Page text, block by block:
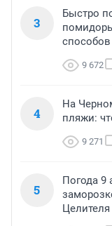
3
Быстро
способов
9 672
4
На
пляжи:
9 271
5
Погода 9
Целителя